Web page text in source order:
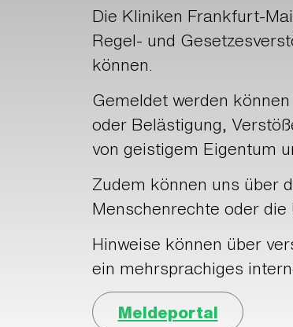
Die Kliniken Frankfurt-
Regel- und
können.
Gemeldet werden
oder Belästigung,
von geistigem Eigentum
Zudem können uns über
Menschenrechte oder
Hinweise können über
ein mehrsprachiges
Meldeportal